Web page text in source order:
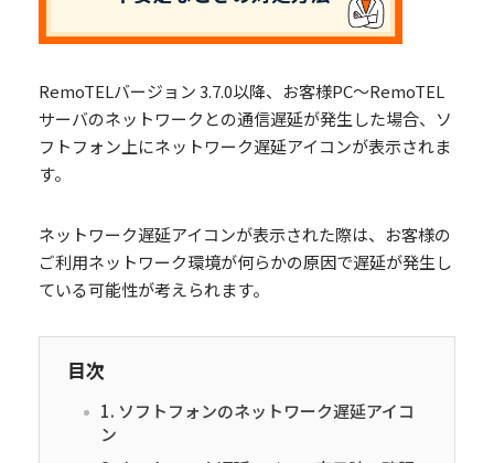
RemoTELバージョン 3.7.0以降、お客様PC～RemoTEL
サーバのネットワークとの通信遅延が発生した場合、ソ
フトフォン上にネットワーク遅延アイコンが表示されま
す。
ネットワーク遅延アイコンが表示された際は、お客様の
ご利用ネットワーク環境が何らかの原因で遅延が発生し
ている可能性が考えられます。
目次
1. ソフトフォンのネットワーク遅延アイコ
ン